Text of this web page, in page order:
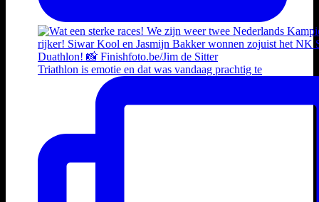
Triathlon is emotie en dat was vandaag prachtig te